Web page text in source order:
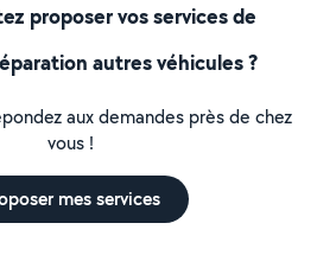
proposer vos services de
autres véhicules ?
aux demandes près de chez
vous !
mes services